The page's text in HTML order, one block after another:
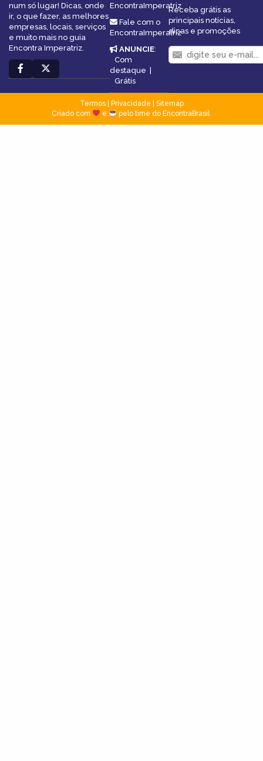
num só lugar! Dicas, onde
ir, o que fazer, as melhores
empresas, locais, serviços
e muito mais no guia
Encontra Imperatriz.
EncontraImperatriz
Fale com o
EncontraImperatriz
ANUNCIE:
Com
destaque |
Grátis
Receba grátis as
principais notícias,
dicas e promoções
Termos| Privacidade
Sitemap
Criado com
e pelo time do EncontraBrasil